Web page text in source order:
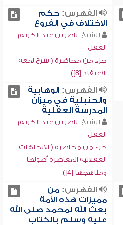
الفهرس:حكم
الاختلاف في الفروع
للشيخ: ناصر بن عبد الكريم
العقل
جزء من محاضرة ( شرح لمعة
الاعتقاد [8])
الفهرس:الوهابية
والحنبلية في ميزان
المدرسة العقلية
للشيخ: ناصر بن عبد الكريم
العقل
جزء من محاضرة ( الاتجاهات
العقلانية المعاصرة أصولها
ومناهجها [4])
الفهرس:من
مميزات هذه الأمة
بعث الله لمحمد صلى الله
عليه وسلم بالكتاب